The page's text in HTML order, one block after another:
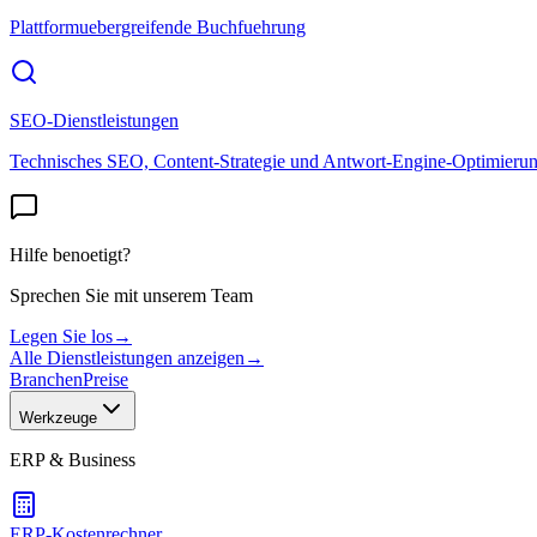
Plattformuebergreifende Buchfuehrung
SEO-Dienstleistungen
Technisches SEO, Content-Strategie und Antwort-Engine-
Hilfe benoetigt?
Sprechen Sie mit unserem Team
Legen Sie los→
Alle Dienstleistungen anzeigen →
BranchenPreise
Werkzeuge
ERP & Business